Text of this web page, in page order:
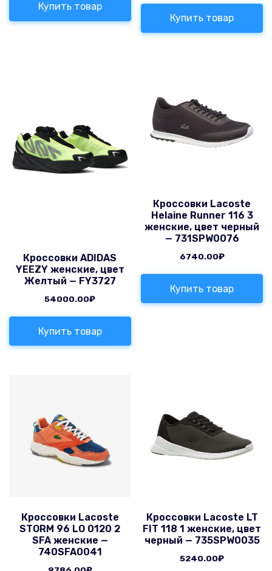
Купить товар
Купить товар
Кроссовки ADIDAS
YEEZY женские, цвет
Желтый — FY3727
54000.00₽
Купить товар
Кроссовки Lacoste
Helaine Runner 116 3
женские, цвет черный
— 731SPW0076
6740.00₽
Купить товар
Кроссовки Lacoste
STORM 96 LO 0120 2
SFA женские —
740SFA0041
Кроссовки Lacoste LT
FIT 118 1 женские, цвет
черный — 735SPW0035
5240.00₽